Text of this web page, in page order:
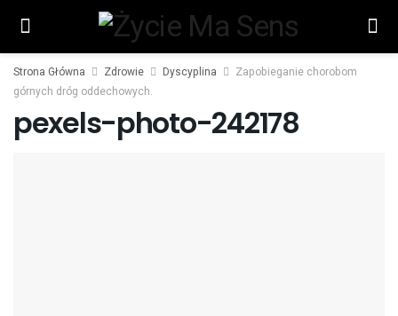
Strona Główna Zdrowie Dyscyplina
Zapobieganie chorobom
górnych dróg oddechowych.
pexels-photo-242178